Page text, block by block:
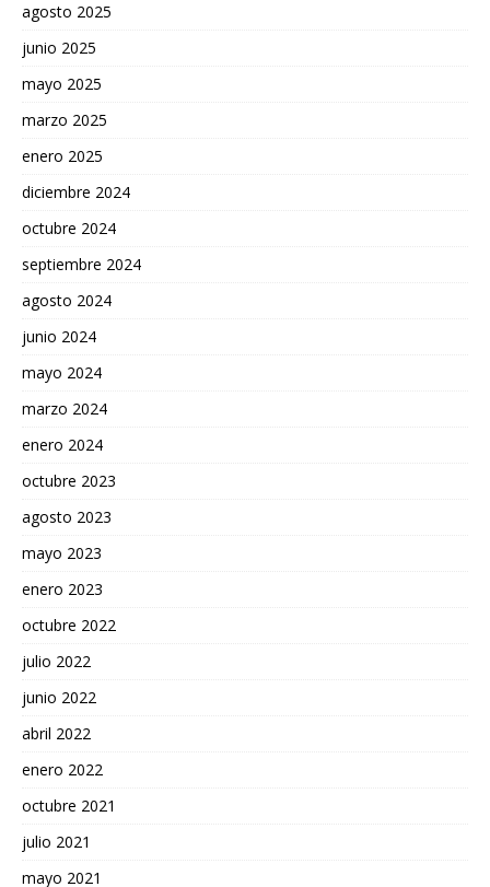
agosto 2025
junio 2025
mayo 2025
marzo 2025
enero 2025
diciembre 2024
octubre 2024
septiembre 2024
agosto 2024
junio 2024
mayo 2024
marzo 2024
enero 2024
octubre 2023
agosto 2023
mayo 2023
enero 2023
octubre 2022
julio 2022
junio 2022
abril 2022
enero 2022
octubre 2021
julio 2021
mayo 2021